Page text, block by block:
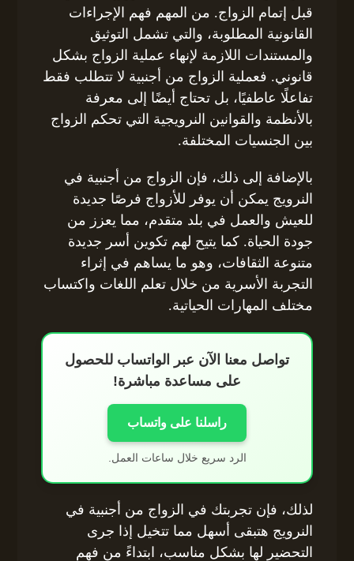
قبل إتمام الزواج. من المهم فهم الإجراءات
القانونية المطلوبة، والتي تشمل التوثيق
والمستندات اللازمة لإنهاء عملية الزواج بشكل
قانوني. فعملية الزواج من أجنبية لا تتطلب فقط
تفاعلًا عاطفيًا، بل تحتاج أيضًا إلى معرفة
بالأنظمة والقوانين النرويجية التي تحكم الزواج
بين الجنسيات المختلفة.
بالإضافة إلى ذلك، فإن الزواج من أجنبية في
النرويج يمكن أن يوفر للأزواج فرصًا جديدة
للعيش والعمل في بلد متقدم، مما يعزز من
جودة الحياة. كما يتيح لهم تكوين أسر جديدة
متنوعة الثقافات، وهو ما يساهم في إثراء
التجربة الأسرية من خلال تعلم اللغات واكتساب
مختلف المهارات الحياتية.
تواصل معنا الآن عبر الواتساب للحصول
على مساعدة مباشرة!
راسلنا على واتساب
الرد سريع خلال ساعات العمل.
لذلك، فإن تجربتك في الزواج من أجنبية في
النرويج هتبقى أسهل مما تتخيل إذا جرى
التحضير لها بشكل مناسب، ابتداءً من فهم